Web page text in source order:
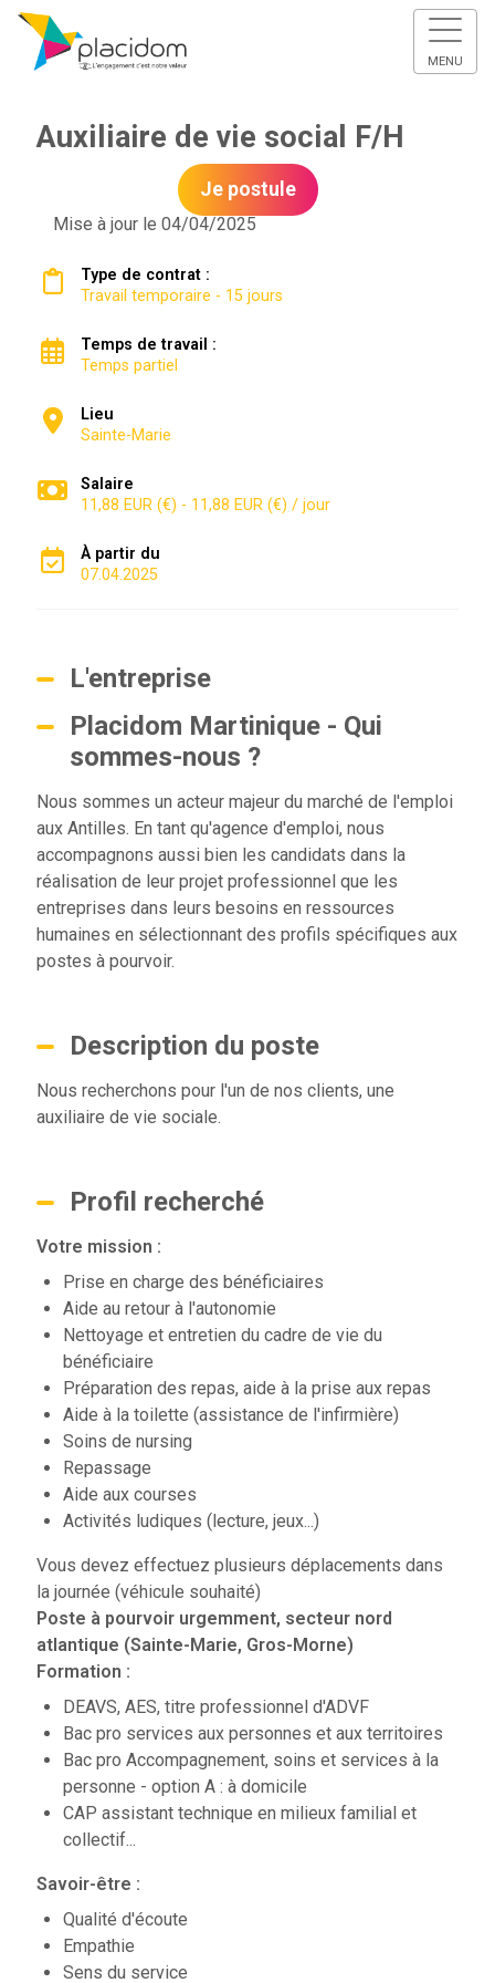
MENU
Auxiliaire de vie social F/H
Je postule
Mise à jour le 04/04/2025
Type de contrat :
Travail temporaire - 15 jours
Temps de travail :
Temps partiel
Lieu
Sainte-Marie
Salaire
11,88 EUR (€) - 11,88 EUR (€) / jour
À partir du
07.04.2025
L'entreprise
Placidom Martinique - Qui
sommes-nous ?
Nous sommes un acteur majeur du marché de l'emploi
aux Antilles. En tant qu'agence d'emploi, nous
accompagnons aussi bien les candidats dans la
réalisation de leur projet professionnel que les
entreprises dans leurs besoins en ressources
humaines en sélectionnant des profils spécifiques aux
postes à pourvoir.
Description du poste
Nous recherchons pour l'un de nos clients, une
auxiliaire de vie sociale.
Profil recherché
Votre mission :
Prise en charge des bénéficiaires
Aide au retour à l'autonomie
Nettoyage et entretien du cadre de vie du
bénéficiaire
Préparation des repas, aide à la prise aux repas
Aide à la toilette (assistance de l'infirmière)
Soins de nursing
Repassage
Aide aux courses
Activités ludiques (lecture, jeux...)
Vous devez effectuez plusieurs déplacements dans
la journée (véhicule souhaité)
Poste à pourvoir urgemment, secteur nord
atlantique (Sainte-Marie, Gros-Morne)
Formation :
DEAVS, AES, titre professionnel d'ADVF
Bac pro services aux personnes et aux territoires
Bac pro Accompagnement, soins et services à la
personne - option A : à domicile
CAP assistant technique en milieux familial et
collectif...
Savoir-être :
Qualité d'écoute
Empathie
Sens du service